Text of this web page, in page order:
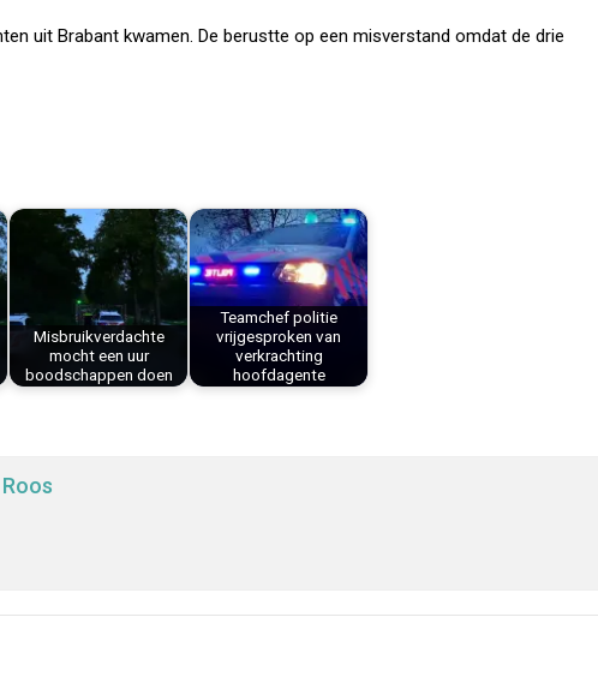
uit Brabant kwamen. De berustte op een misverstand omdat de drie
Misbruikverdachte
mocht een uur
boodschappen doen
Teamchef politie
vrijgesproken van
verkrachting
hoofdagente